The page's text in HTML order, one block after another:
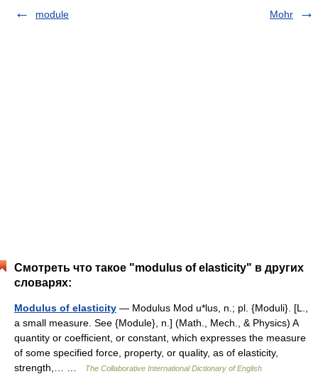
module
Mohr
Смотреть что такое "modulus of elasticity" в других
словарях:
Modulus of elasticity — Modulus Mod u*lus, n.; pl. {Moduli}. [L.,
a small measure. See {Module}, n.] (Math., Mech., & Physics) A
quantity or coefficient, or constant, which expresses the measure
of some specified force, property, or quality, as of elasticity,
strength,… …
The Collaborative International Dictionary of English